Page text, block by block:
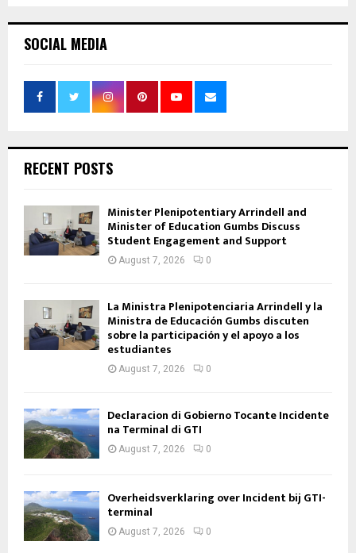
SOCIAL MEDIA
RECENT POSTS
Minister Plenipotentiary Arrindell and
Minister of Education Gumbs Discuss
Student Engagement and Support
August 7, 2026 0
La Ministra Plenipotenciaria Arrindell y la
Ministra de Educación Gumbs discuten
sobre la participación y el apoyo a los
estudiantes
August 7, 2026 0
Declaracion di Gobierno Tocante Incidente
na Terminal di GTI
August 7, 2026 0
Overheidsverklaring over Incident bij GTI-
terminal
August 7, 2026 0